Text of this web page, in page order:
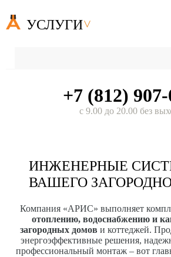
УСЛУГИ
+7 (812)
с 9.00 до 20.00 без
ИНЖЕНЕРНЫЕ
ВАШЕГО
Компания «АРИС» выполняет
отоплению, водоснабжению и
загородных домов и коттеджей.
энергоэффективные решения,
профессиональный монтаж – вот